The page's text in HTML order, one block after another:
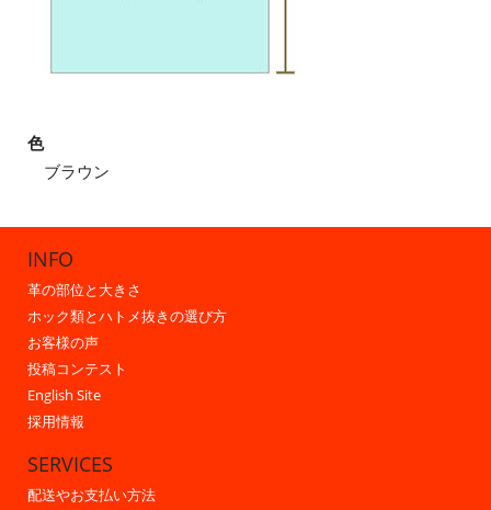
色
ブラウン
INFO
革の部位と大きさ
ホック類とハトメ抜きの選び方
お客様の声
投稿コンテスト
English Site
採用情報
SERVICES
配送やお支払い方法